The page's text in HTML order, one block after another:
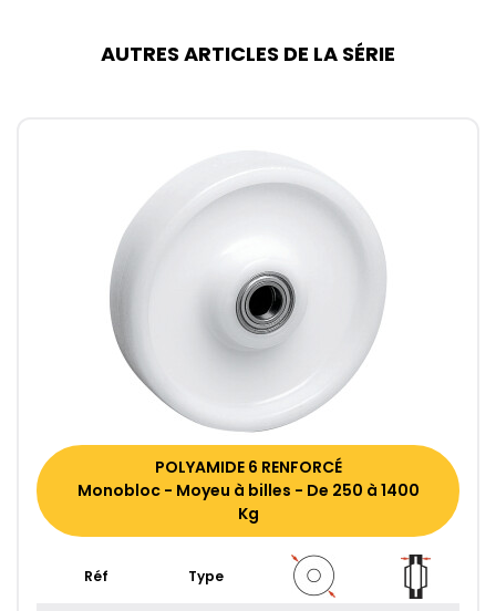
AUTRES ARTICLES DE LA SÉRIE
POLYAMIDE 6 RENFORCÉ
Monobloc - Moyeu à billes - De 250 à 1400
Kg
Réf Type